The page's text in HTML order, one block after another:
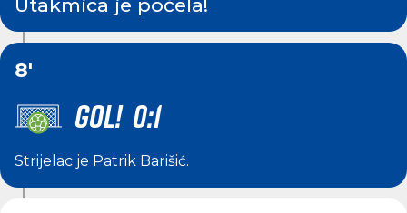
Utakmica je počela!
8'
GOL! 0:1
Strijelac je Patrik Barišić.